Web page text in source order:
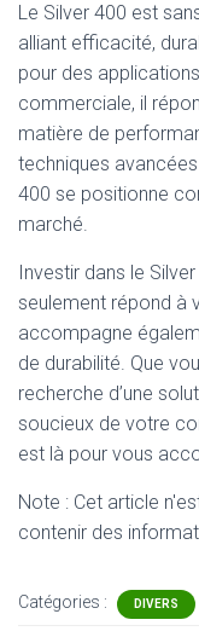
Le Silver 400 est
alliant efficacité,
pour des
commerciale, il
matière de
techniques
400 se positionne
marché.
Investir dans le
seulement répond à
accompagne
de durabilité. Que
recherche d’une
soucieux de votre
est là pour vous
Note : Cet article
contenir des
Catégories : DIVERS